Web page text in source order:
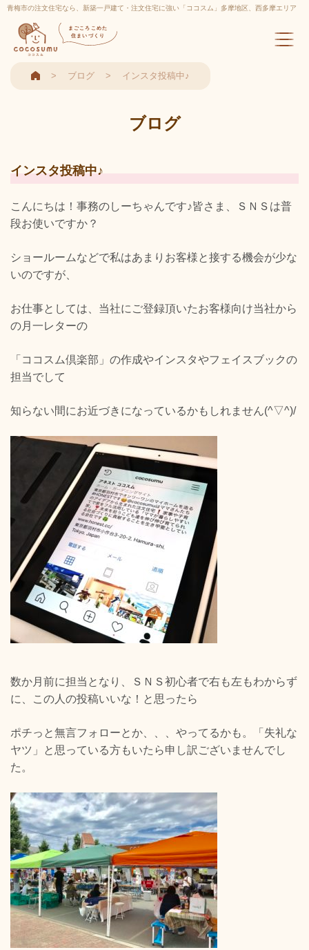
青梅市の注文住宅なら、新築一戸建て・注文住宅に強い「ココスム」多摩地区、西多摩エリア
実績多数
まごころこめた
住まいづくり
ブログ インスタ投稿中♪
ブログ
インスタ投稿中♪
こんにちは！事務のしーちゃんです♪皆さま、ＳＮＳは普
段お使いですか？
ショールームなどで私はあまりお客様と接する機会が少な
いのですが、
お仕事としては、当社にご登録頂いたお客様向け当社から
の月一レターの
「ココスム倶楽部」の作成やインスタやフェイスブックの
担当でして
知らない間にお近づきになっているかもしれません(^▽^)/
数か月前に担当となり、 ＳＮＳ初心者で右も左もわからず
に、この人の投稿いいな！と思ったら
ポチっと無言フォローとか、、、やってるかも。「失礼な
ヤツ」と思っている方もいたら申し訳ございませんでし
た。